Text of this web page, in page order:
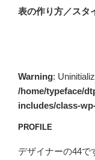
ゲ
ン
の
表の作り方／スタ
Warning:
/home/typeface/
includes/class-
PROFILE
デザイナーの44で